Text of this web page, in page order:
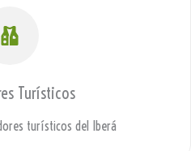
Turísticos
turísticos del Iberá